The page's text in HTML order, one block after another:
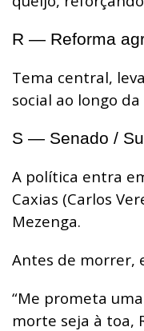
R — Reforma
Tema central,
social ao longo
S — Senado /
A política entra
Caxias (Carlos
Mezenga.
Antes de morrer,
“Me prometa
morte seja à toa,